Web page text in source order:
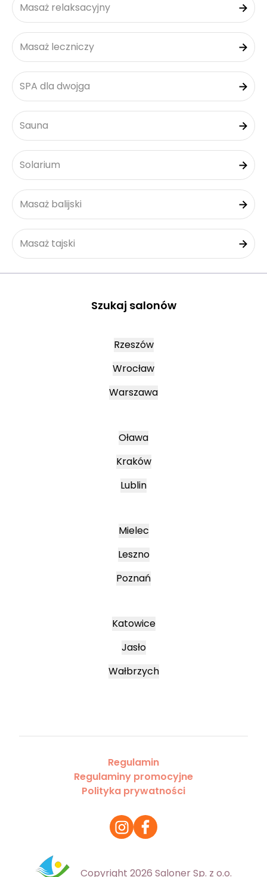
Masaż relaksacyjny
Masaż leczniczy
SPA dla dwojga
Sauna
Solarium
Masaż balijski
Masaż tajski
Szukaj salonów
Rzeszów
Wrocław
Warszawa
Oława
Kraków
Lublin
Mielec
Leszno
Poznań
Katowice
Jasło
Wałbrzych
Regulamin
Regulaminy promocyjne
Polityka prywatności
Copyright 2026 Saloner Sp. z o.o.